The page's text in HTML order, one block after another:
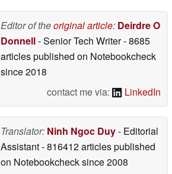
Editor of theoriginal article: Deirdre O
Donnell- Senior Tech Writer- 8685
articles published on Notebookcheck
since 2018
contact me via:
LinkedIn
Translator: Ninh Ngoc Duy- Editorial
Assistant- 816412 articles published
on Notebookchecksince 2008